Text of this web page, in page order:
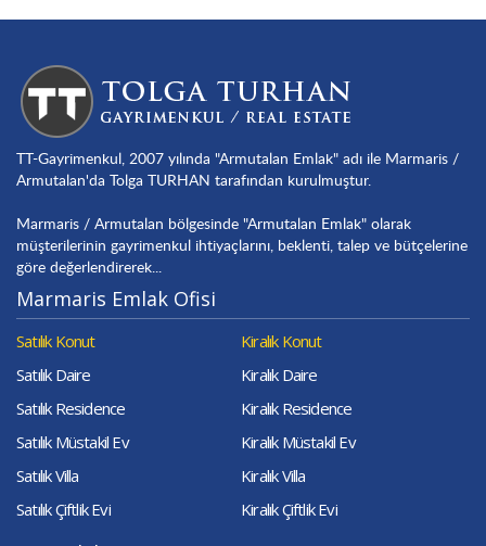
TT-Gayrimenkul, 2007 yılında "Armutalan Emlak" adı ile Marmaris /
Armutalan'da Tolga TURHAN tarafından kurulmuştur.
Marmaris / Armutalan bölgesinde "Armutalan Emlak" olarak
müşterilerinin gayrimenkul ihtiyaçlarını, beklenti, talep ve bütçelerine
göre değerlendirerek...
Marmaris Emlak Ofisi
Satılık Konut
Satılık Daire
Satılık Residence
Satılık Müstakil Ev
Satılık Villa
Satılık Çiftlik Evi
Kiralık Konut
Kiralık Daire
Kiralık Residence
Kiralık Müstakil Ev
Kiralık Villa
Kiralık Çiftlik Evi